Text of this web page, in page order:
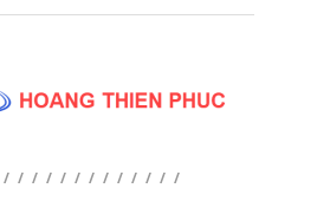
/ / / / / / / / / / / /